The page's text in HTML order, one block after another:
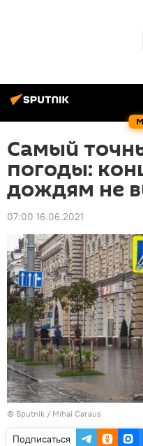
Самый
погоды:
дождям не
07:00 16.06.2021
© Sputnik / Mihai Caraus
Подписаться